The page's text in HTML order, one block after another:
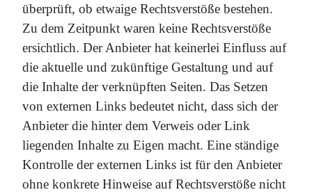
überprüft, ob etwaige Rechtsverstöße bestehen.
Zu dem Zeitpunkt waren keine Rechtsverstöße
ersichtlich. Der Anbieter hat keinerlei Einfluss auf
die aktuelle und zukünftige Gestaltung und auf
die Inhalte der verknüpften Seiten. Das Setzen
von externen Links bedeutet nicht, dass sich der
Anbieter die hinter dem Verweis oder Link
liegenden Inhalte zu Eigen macht. Eine ständige
Kontrolle der externen Links ist für den Anbieter
ohne konkrete Hinweise auf Rechtsverstöße nicht